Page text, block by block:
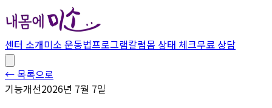
센터 소개미소 운동법프로그램칼럼몸 상태 체크무료 상담
← 목록으로
기능개선2026년 7월 7일